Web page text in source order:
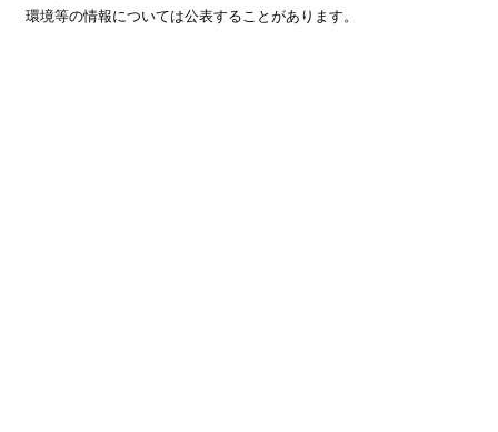
環境等の情報については公表することがあります。